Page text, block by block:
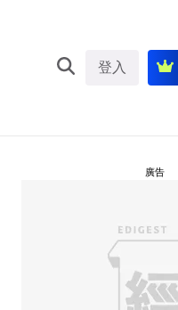
登入
廣告